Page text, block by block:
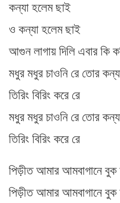
কন্যা হলেম ছাই
ও কন্যা হলেম ছাই
আগুন লাগায় দিলি এবার কি
মধুর মধুর চাওনি রে তোর
তিরিং বিরিং করে রে
মধুর মধুর চাওনি রে তোর
তিরিং বিরিং করে রে
পিড়ীত আমার আমবাগানে বুক
পিড়ীত আমার আমবাগানে বুক